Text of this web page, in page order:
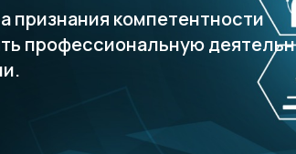
признания компетентности
профессиональную